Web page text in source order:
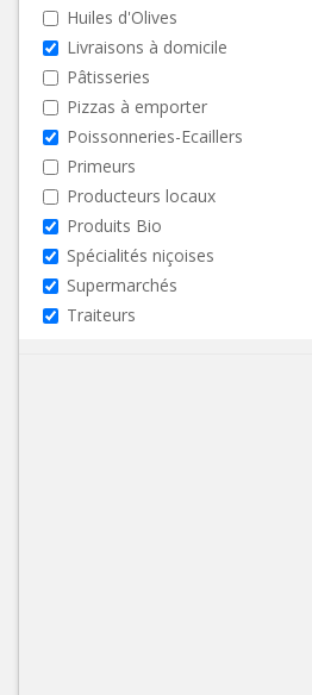
Huiles d'Olives
Livraisons à domicile
Pâtisseries
Pizzas à emporter
Poissonneries-Ecaillers
Primeurs
Producteurs locaux
Produits Bio
Spécialités niçoises
Supermarchés
Traiteurs